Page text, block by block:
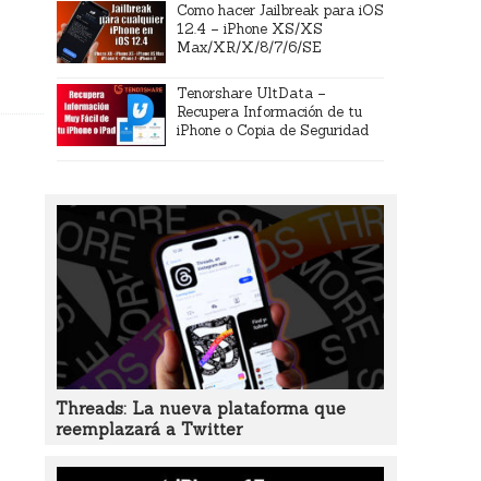
Como hacer Jailbreak para iOS
12.4 – iPhone XS/XS
Max/XR/X/8/7/6/SE
Tenorshare UltData –
Recupera Información de tu
iPhone o Copia de Seguridad
Threads: La nueva plataforma que
reemplazará a Twitter